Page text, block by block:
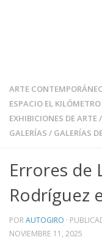
ARTE
ESPACIO EL KILÓMETRO
EXHIBICIONES DE ARTE/
GALERÍAS / GALERÍAS
Errores de
Rodríguez
PORAUTOGIRO ·
NOVIEMBRE 11, 2025